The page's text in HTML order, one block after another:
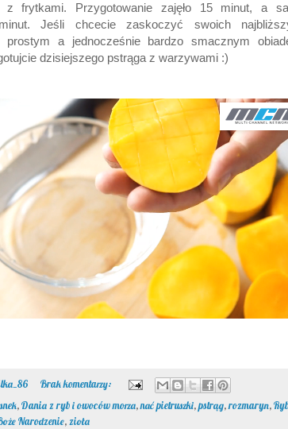
z frytkami. Przygotowanie zajęło 15 minut, a
Jeśli chcecie zaskoczyć swoich
prostym a jednocześnie bardzo smacznym
dzisiejszego pstrąga z warzywami :)
Brak komentarzy:
,Dania z ryb i owoców morza,nać pietruszki,pstrąg,rozmaryn,
Narodzenie,zioła